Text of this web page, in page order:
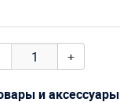
+
и аксессуары